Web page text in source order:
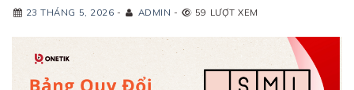
23 THÁNG 5, 2026 - ADMIN - 59 LƯỢT XEM